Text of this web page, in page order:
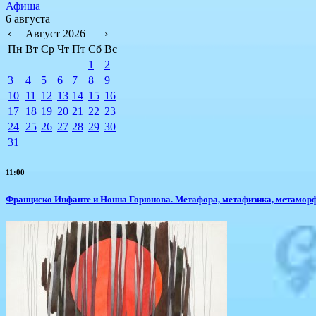
Афиша
6 августа
‹
Август 2026
›
Пн Вт Ср Чт Пт Сб Вс
1
2
3
4 5 6 7 8
9
10 11 12 13 14 15 16
17 18 19 20 21 22 23
24 25 26 27 28 29 30
31
11:00
Франциско Инфанте и Нонна Горюнова. Метафора, метафизика,